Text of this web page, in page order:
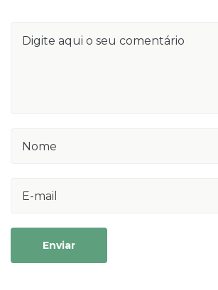
Enviar